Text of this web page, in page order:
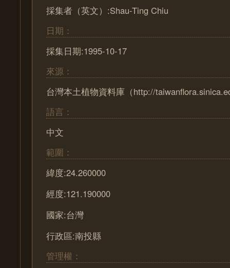
採集者（英文）:Shau-Ting Chiu
日期：
採集日期:1995-10-17
來源：
台灣本土植物資料庫（http://
語言：
中文
範圍：
緯度:24.260000
經度:121.190000
國家:台灣
行政區:南投縣
管理權：